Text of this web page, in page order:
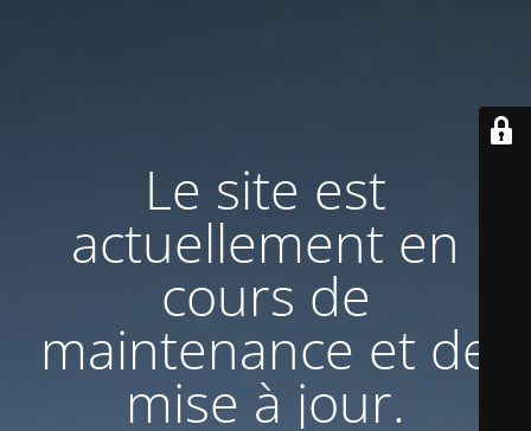
Le site est
actuellement en
cours de
maintenance et de
mise à jour.